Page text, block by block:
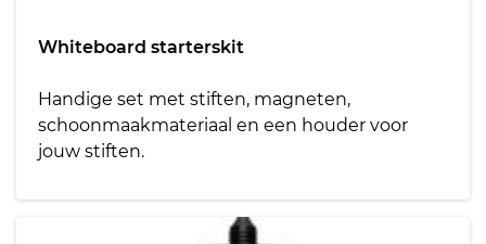
Whiteboard starterskit
Handige set met stiften, magneten,
schoonmaakmateriaal en een houder voor
jouw stiften.